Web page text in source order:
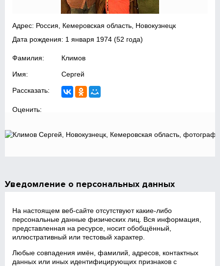
Адрес: Россия, Кемеровская область, Новокузнецк
Дата рождения: 1 января 1974 (52 года)
Фамилия: Климов
Имя: Сергей
Рассказать:
Оценить:
Уведомление о персональных данных
На настоящем веб‑сайте отсутствуют какие‑либо
персональные данные физических лиц. Вся информация,
представленная на ресурсе, носит обобщённый,
иллюстративный или тестовый характер.
Любые совпадения имён, фамилий, адресов, контактных
данных или иных идентифицирующих признаков с